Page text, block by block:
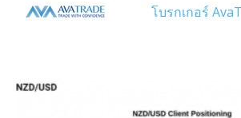
โบรกเกอร์